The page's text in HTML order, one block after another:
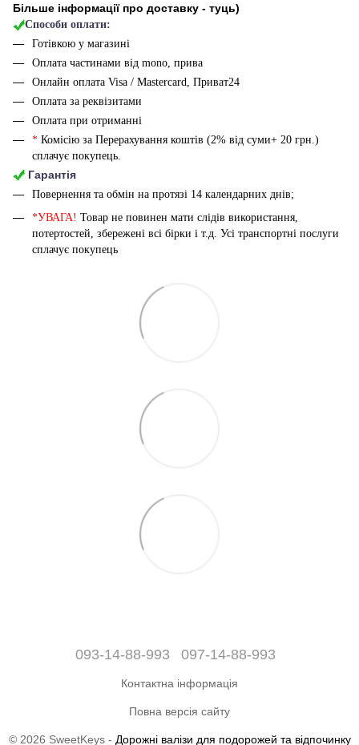
Більше інформації про доставку - туць)
Способи оплати:
Готівкою у магазині
Оплата частинами від mono, прива
Онлайн оплата Visa / Mastercard, Приват24
Оплата за реквізитами
Оплата при отриманні
* Комісію за Перерахування коштів (2% від суми+ 20 грн.)
сплачує покупець.
Гарантія
Повернення та обмін на протязі 14 календарних днів;
*УВАГА! Товар не повинен мати слідів використання,
потертостей, збережені всі бірки і т.д. Усі транспортні послуги
сплачує покупець
093-14-88-993 097-14-88-993
Контактна інформація
Повна версія сайту
© 2026 SweetKeys - Дорожні валізи для подорожей та відпочинку